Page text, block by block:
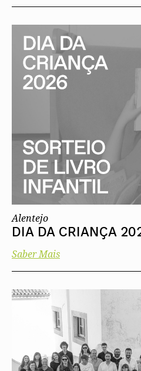
Alentejo
DIA DA CRIANÇA
Saber Mais